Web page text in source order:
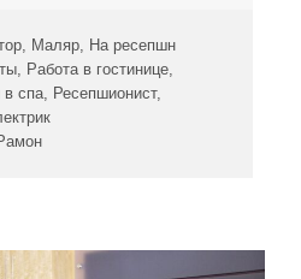
, Маляр, На ресепшн
, Работа в гостинице,
в спа, Ресепшионист,